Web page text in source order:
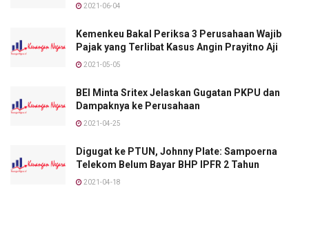
2021-06-04
Kemenkeu Bakal Periksa 3 Perusahaan Wajib
Pajak yang Terlibat Kasus Angin Prayitno Aji
2021-05-05
BEI Minta Sritex Jelaskan Gugatan PKPU dan
Dampaknya ke Perusahaan
2021-04-25
Digugat ke PTUN, Johnny Plate: Sampoerna
Telekom Belum Bayar BHP IPFR 2 Tahun
2021-04-18